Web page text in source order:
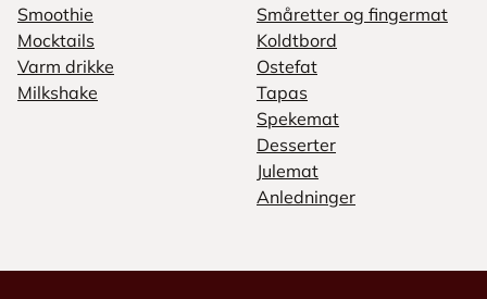
Smoothie
Mocktails
Varm drikke
Milkshake
Småretter og fingermat
Koldtbord
Ostefat
Tapas
Spekemat
Desserter
Julemat
Anledninger